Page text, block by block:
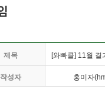
제목 [와빠클] 11월 결
작성자 홍미자